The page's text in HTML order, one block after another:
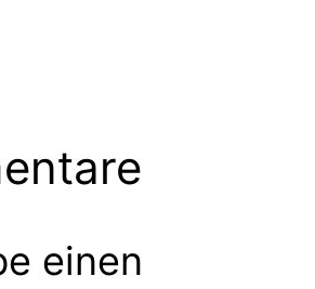
einen